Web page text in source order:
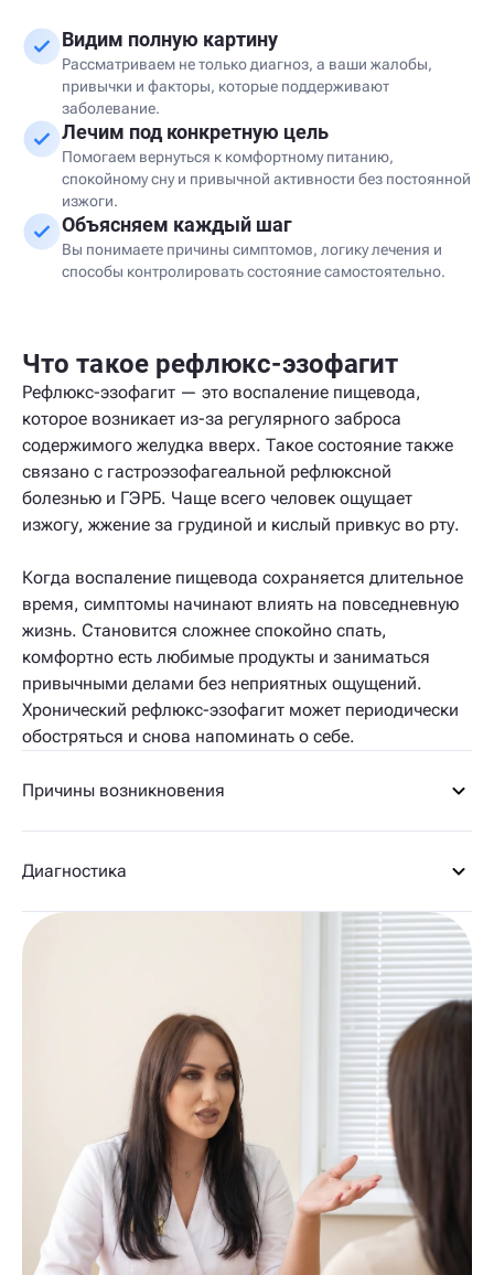
Видим полную картину
Рассматриваем не только диагноз, а ваши жалобы,
привычки и факторы, которые поддерживают
заболевание.
Лечим под конкретную цель
Помогаем вернуться к комфортному питанию,
спокойному сну и привычной активности без постоянной
изжоги.
Объясняем каждый шаг
Вы понимаете причины симптомов, логику лечения и
способы контролировать состояние самостоятельно.
Что такое рефлюкс-эзофагит
Рефлюкс-эзофагит — это воспаление пищевода,
которое возникает из-за регулярного заброса
содержимого желудка вверх. Такое состояние также
связано с гастроэзофагеальной рефлюксной
болезнью и ГЭРБ. Чаще всего человек ощущает
изжогу, жжение за грудиной и кислый привкус во рту.
Когда воспаление пищевода сохраняется длительное
время, симптомы начинают влиять на повседневную
жизнь. Становится сложнее спокойно спать,
комфортно есть любимые продукты и заниматься
привычными делами без неприятных ощущений.
Хронический рефлюкс-эзофагит может периодически
обостряться и снова напоминать о себе.
Причины возникновения
Диагностика